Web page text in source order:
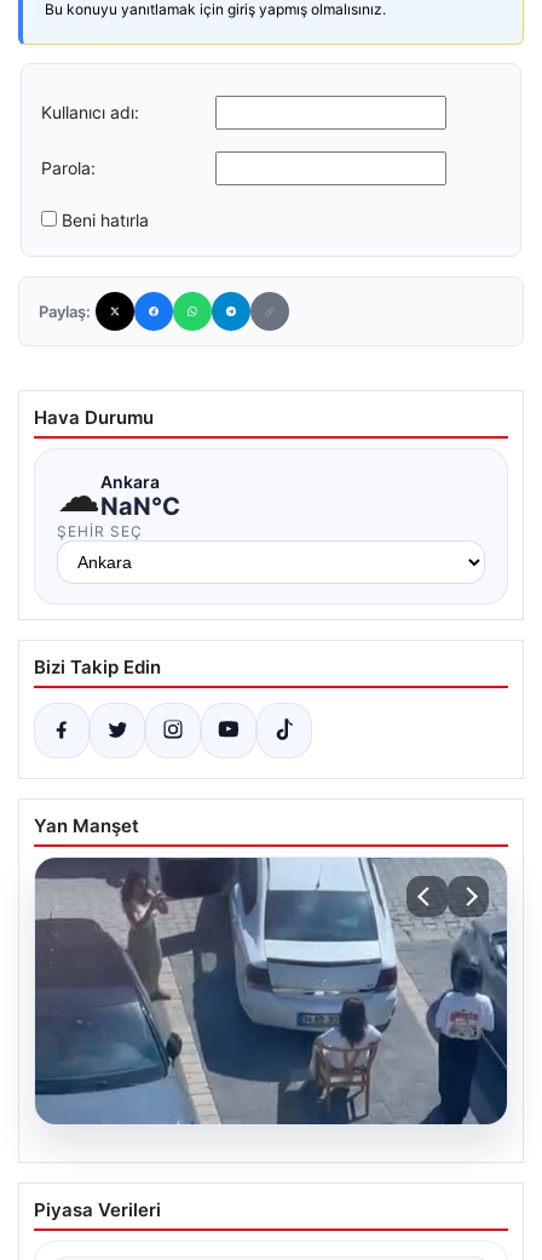
Bu konuyu yanıtlamak için giriş yapmış olmalısınız.
Kullanıcı adı:
Parola:
Beni hatırla
Paylaş:
Hava Durumu
☁Ankara
NaN°C
ŞEHIR SEÇ
Bizi Takip Edin
Yan Manşet
05.08.2026
Yalova’da Kafenin Önünde Park İhlali
Komik ve Gergin Anlara Sahne Oldu
Piyasa Verileri